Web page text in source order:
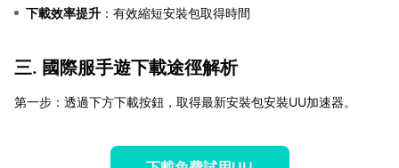
下載效率提升 ：有效縮短安裝包取得時間
三. 國際服手遊下載途徑解析
第一步：透過下方下載按鈕，取得最新安裝包安裝UU加速器。